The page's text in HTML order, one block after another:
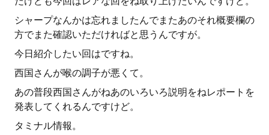
シャープなんかは忘れましたんでまたあのそれ概要欄の
方でまた確認いただければと思うんですが。
今日紹介したい回はですね。
西国さんが喉の調子が悪くて。
あの普段西国さんがねあのいろいろ説明をねレポートを
発表してくれるんですけど。
タミナル情報。